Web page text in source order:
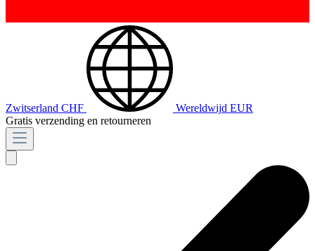
Zwitserland CHF Wereldwijd EUR
Gratis verzending en retourneren